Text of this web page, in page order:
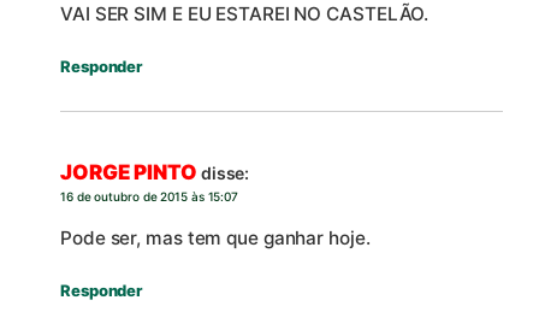
VAI SER SIM E EU ESTAREI NO CASTELÃO.
Responder
JORGE PINTO disse:
16 de outubro de 2015 às 15:07
Pode ser, mas tem que ganhar hoje.
Responder